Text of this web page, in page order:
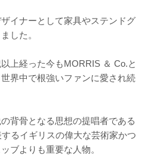
イナーとして家具やステンドグ
した。
上経った今もMORRIS ＆ Co.と
界中で根強いファンに愛され続
背骨となる思想の提唱者である
るイギリスの偉大な芸術家かつ
ブよりも重要な人物。